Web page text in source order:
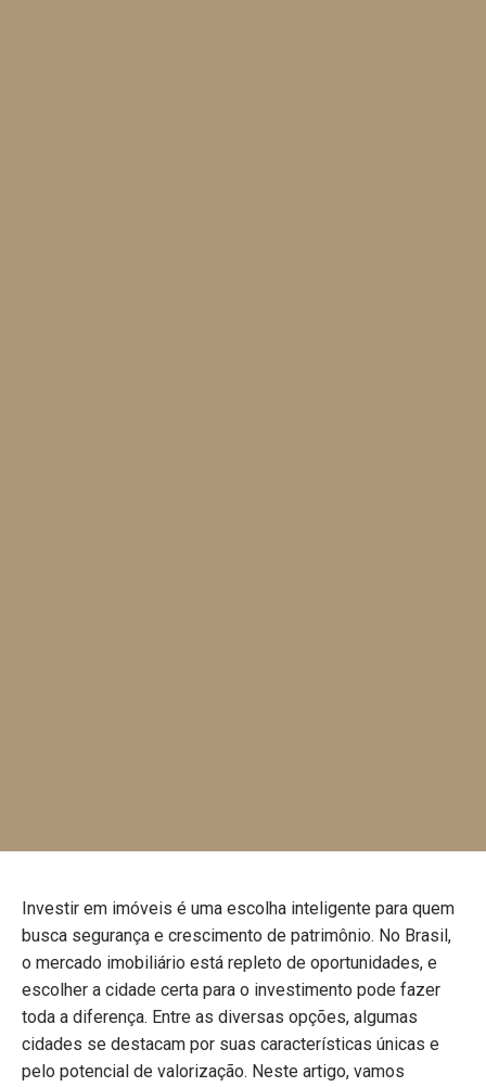
Investir em imóveis é uma escolha inteligente para quem
busca segurança e crescimento de patrimônio. No Brasil,
o mercado imobiliário está repleto de oportunidades, e
escolher a cidade certa para o investimento pode fazer
toda a diferença. Entre as diversas opções, algumas
cidades se destacam por suas características únicas e
pelo potencial de valorização. Neste artigo, vamos